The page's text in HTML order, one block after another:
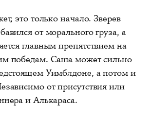
это только начало. Зверев
от морального груза, а
главным препятствием на
победам. Саша может сильно
Уимблдоне, а потом и
от присутствия или
и Алькараса.